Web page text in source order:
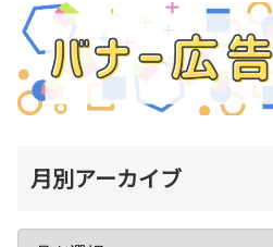
月別アーカイブ